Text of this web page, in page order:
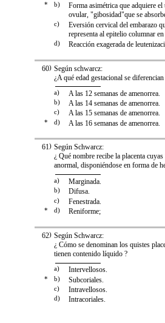
* b)
Forma asimétrica que adquiere
ovular, "gibosidad"que se
c)
Eversión cervical del embarazo
representa al epitelio columnar
d) Reacción exagerada de
)
60 Según schwarcz:
¿A qué edad gestacional se
a) A las 12 semanas de amenorrea.
b) A las 14 semanas de amenorrea.
c) A las 15 semanas de amenorrea.
* d) A las 16 semanas de amenorrea.
)
61 Según Schwarcz:
¿ Qué nombre recibe la placenta
anormal, disponiéndose en forma de
a) Marginada.
b) Difusa.
c) Fenestrada.
* d) Reniforme;
)
62 Según Schwarcz:
¿ Cómo se denominan los quistes
tienen contenido líquido ?
a) Intervellosos.
* b) Subcoriales.
c) Intravellosos.
d) Intracoriales.